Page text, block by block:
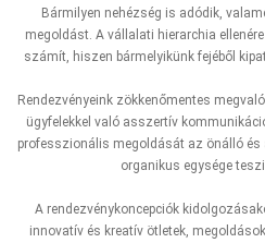
Bármilyen nehézség is adódik,
megoldást. A vállalati hierarchia
számít, hiszen bármelyikünk fejéből
Rendezvényeink zökkenőmentes
ügyfelekkel való asszertív
professzionális megoldását az önálló
organikus egysége teszi
A rendezvénykoncepciók
innovatív és kreatív ötletek,